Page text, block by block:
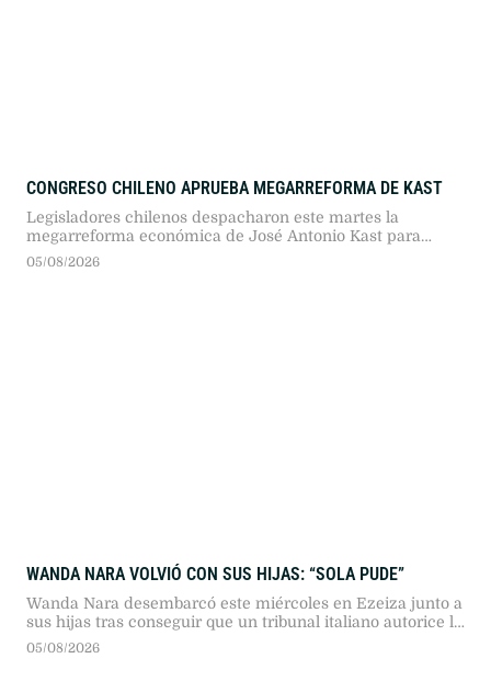
CONGRESO CHILENO APRUEBA MEGARREFORMA DE KAST
Legisladores chilenos despacharon este martes la
megarreforma económica de José Antonio Kast para
impulsar el crecimiento, aunque su promulgación
05/08/2026
WANDA NARA VOLVIÓ CON SUS HIJAS: “SOLA PUDE”
Wanda Nara desembarcó este miércoles en Ezeiza junto a
sus hijas tras conseguir que un tribunal italiano autorice la
tramitación de sus pasaportes, ante la falta de
05/08/2026